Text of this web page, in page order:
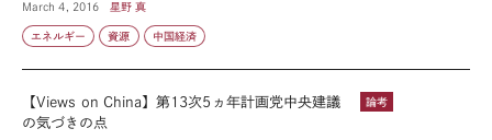
March 4, 2016 星野 真
エネルギー 資源 中国経済
論考
【Views on China】第13次5ヵ年計画党中央建議
の気づきの点